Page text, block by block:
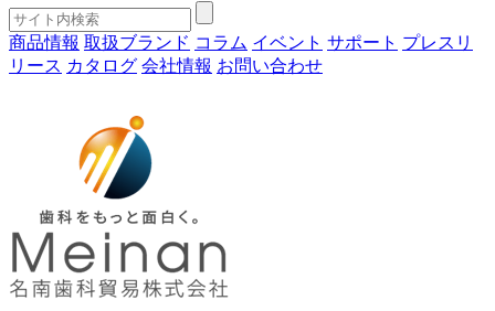
商品情報 取扱ブランド コラム イベント サポート プレスリ
リース カタログ 会社情報 お問い合わせ